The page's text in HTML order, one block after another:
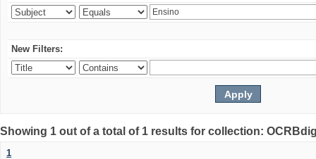
New Filters:
Showing 1 out of a total of 1 results for collection:
1